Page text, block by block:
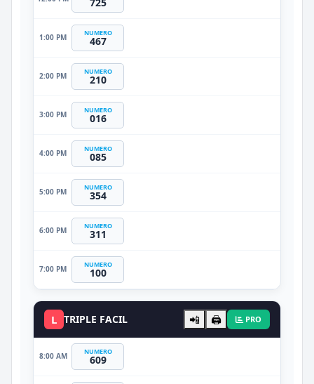
1:00 PM NUMERO
467
2:00 PM NUMERO
210
3:00 PM NUMERO
016
4:00 PM NUMERO
085
5:00 PM NUMERO
354
6:00 PM NUMERO
311
7:00 PM NUMERO
100
L TRIPLE FACIL 📲 🖨️ PRO
8:00 AM NUMERO
609